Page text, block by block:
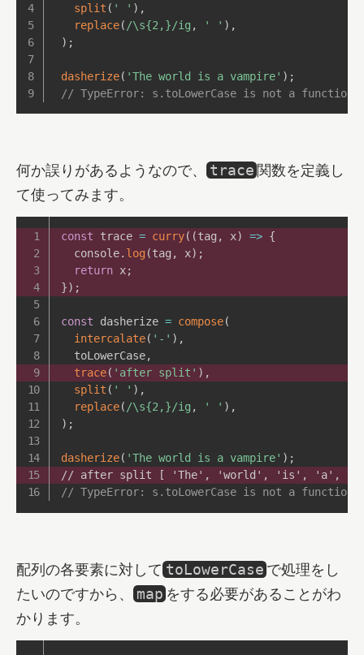
split ( ' ' ) ,
replace( /\s{2,}/ig , ' ' ) ,
) ;
dasherize( 'The world is a vampire' ) ;
// TypeError: s.toLowerCase is not a function
何か誤りがあるようなので、 trace関数を定義し
て使ってみます。
const trace = curry( (tag , x) => {
  console
. log (tag , x) ;
return x;
}) ;
const dasherize = compose(
intercalate( '-' ) ,
  toLowerCase
,
trace( 'after split' ) ,
split ( ' ' ) ,
replace(/\s{2,}/ig , ' ' ) ,
) ;
dasherize( 'The world is a vampire' ) ;
// after split [ 'The', 'world', 'is', 'a',
// TypeError: s.toLowerCase is not a function
配列の各要素に対して toLowerCase で処理をし
たいのですから、
map をする必要があることがわ
かります。